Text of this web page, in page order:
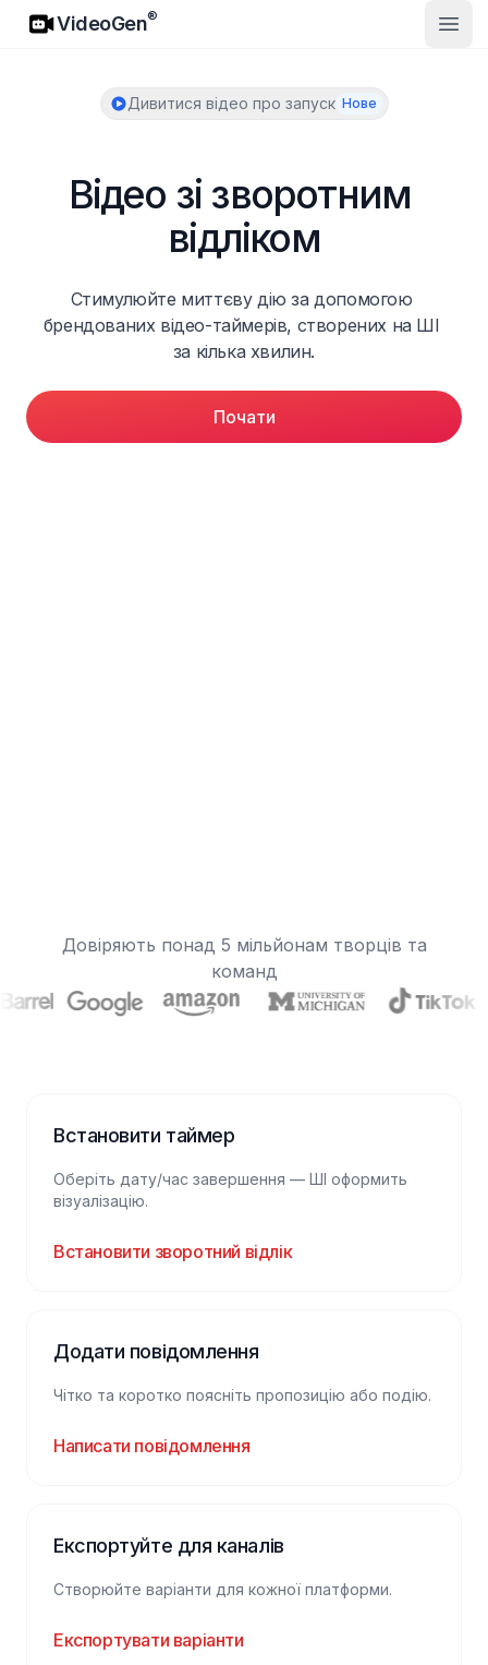
VideoGen
VideoGen®
Дивитися відео про запуск Нове
Відео зі зворотним
відліком
Стимулюйте миттєву дію за допомогою
брендованих відео-таймерів, створених на ШІ
за кілька хвилин.
Почати
Довіряють понад 5 мільйонам творців та
команд
Встановити таймер
Оберіть дату/час завершення — ШІ оформить
візуалізацію.
Встановити зворотний відлік
Додати повідомлення
Чітко та коротко поясніть пропозицію або подію.
Написати повідомлення
Експортуйте для каналів
Створюйте варіанти для кожної платформи.
Експортувати варіанти